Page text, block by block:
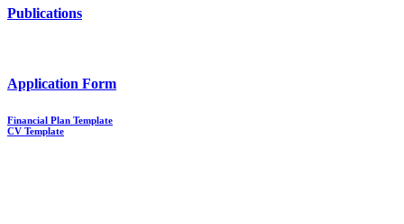
Publications
Application Form
Financial Plan Template
CV Template